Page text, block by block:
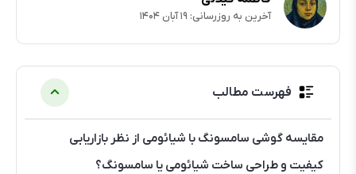
آخرین به روزرسانی: ۱۹ آبان ۱۴۰۴
فهرست مطالب
مقایسه گوشی سامسونگ با شیائومی از نظر بازاریابی
کیفیت و طراحی ساخت شیائومی یا سامسونگ؟